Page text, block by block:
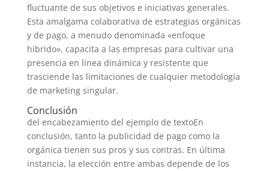
fluctuante de sus objetivos e iniciativas generales.
Esta amalgama colaborativa de estrategias orgánicas
y de pago, a menudo denominada «enfoque
híbrido», capacita a las empresas para cultivar una
presencia en línea dinámica y resistente que
trasciende las limitaciones de cualquier metodología
de marketing singular.
Conclusión
del encabezamiento del ejemplo de textoEn
conclusión, tanto la publicidad de pago como la
orgánica tienen sus pros y sus contras. En última
instancia, la elección entre ambas depende de los